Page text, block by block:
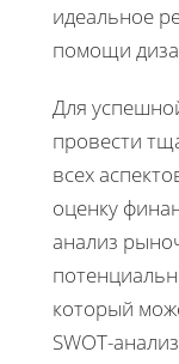
идеальное
помощи
Для
провести
всех
оценку
анализ
который
SWOT-